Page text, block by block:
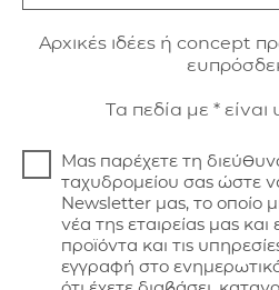
Aρxικές ιδέες ή concept
Τα πεδία με * είναι
Μας παρέχετε τη
ταχυδρομείου σας ώστε
Newsletter μας, το οποίο
νέα της εταιρείας μας
προϊόντα και τις
εγγραφή στο